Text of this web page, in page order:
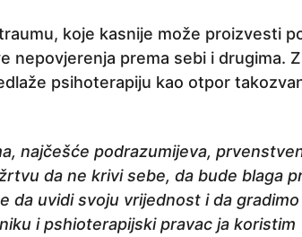
koje kasnije može proizvesti
nepovjerenja prema sebi i drugima.
psihoterapiju kao otpor
najčešće podrazumijeva,
da ne krivi sebe, da bude blaga
da uvidi svoju vrijednost i da
i pshioterapijski pravac ja